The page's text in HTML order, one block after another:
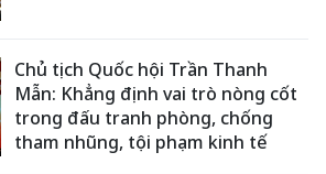
Chủ tịch Quốc hội Trần Thanh
Mẫn: Khẳng định vai trò nòng cốt
trong đấu tranh phòng, chống
tham nhũng, tội phạm kinh tế